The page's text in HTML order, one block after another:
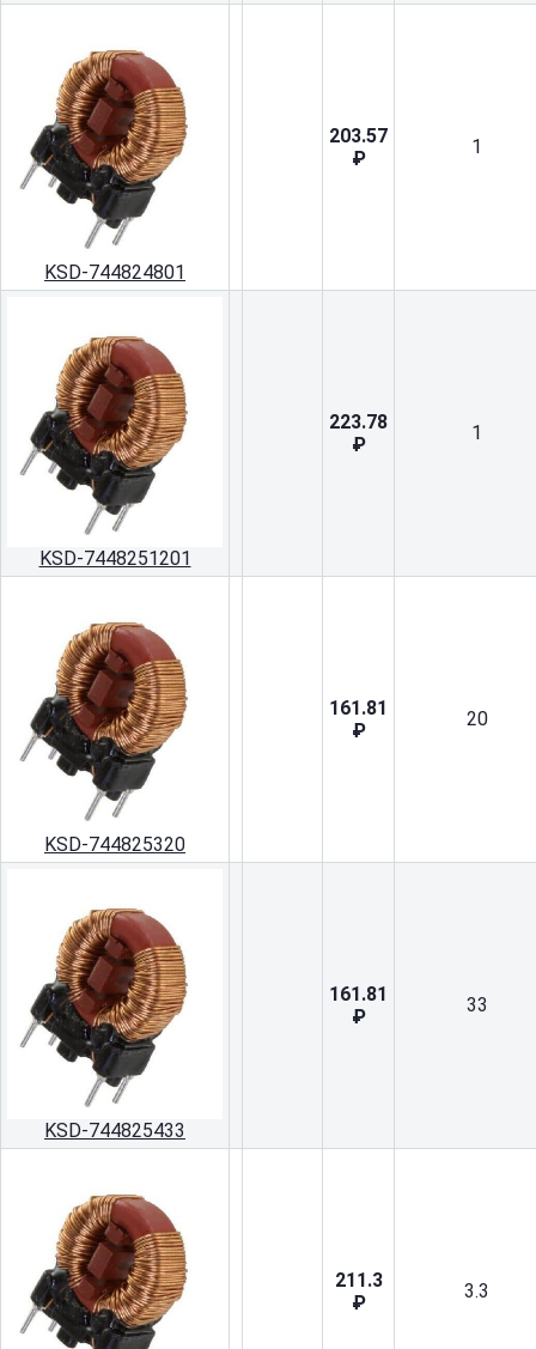
KSD-744824801
203.57
₽
1
KSD-7448251201
223.78
₽
1
KSD-744825320
161.81
₽
20
KSD-744825433
161.81
₽
33
211.3
₽
3.3